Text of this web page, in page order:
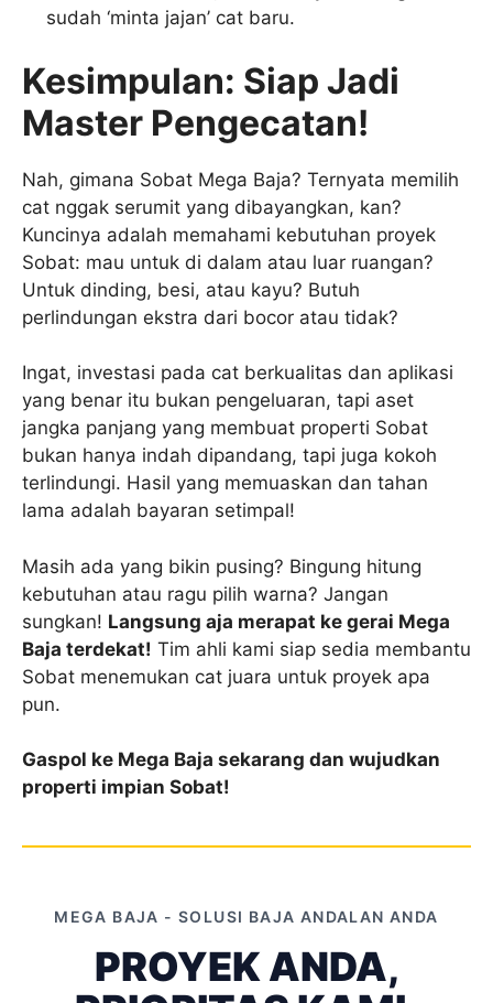
sudah ‘minta jajan’ cat baru.
Kesimpulan: Siap Jadi
Master Pengecatan!
Nah, gimana Sobat Mega Baja? Ternyata memilih
cat nggak serumit yang dibayangkan, kan?
Kuncinya adalah memahami kebutuhan proyek
Sobat: mau untuk di dalam atau luar ruangan?
Untuk dinding, besi, atau kayu? Butuh
perlindungan ekstra dari bocor atau tidak?
Ingat, investasi pada cat berkualitas dan aplikasi
yang benar itu bukan pengeluaran, tapi aset
jangka panjang yang membuat properti Sobat
bukan hanya indah dipandang, tapi juga kokoh
terlindungi. Hasil yang memuaskan dan tahan
lama adalah bayaran setimpal!
Masih ada yang bikin pusing? Bingung hitung
kebutuhan atau ragu pilih warna? Jangan
sungkan! Langsung aja merapat ke gerai Mega
Baja terdekat! Tim ahli kami siap sedia membantu
Sobat menemukan cat juara untuk proyek apa
pun.
Gaspol ke Mega Baja sekarang dan wujudkan
properti impian Sobat!
MEGA BAJA - SOLUSI BAJA ANDALAN ANDA
PROYEK ANDA,